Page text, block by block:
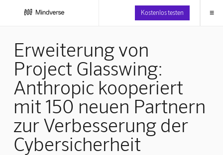
Kostenlos testen ≡
Erweiterung von
Project Glasswing:
Anthropic kooperiert
mit 150 neuen Partnern
zur Verbesserung der
Cybersicherheit